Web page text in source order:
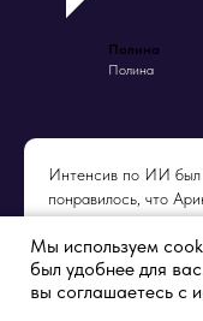
Мы используем
был удобнее для
вы соглашаетесь с
Полина
Полина
Интенсив по ИИ
понравилось, что
изучать, и чётко
Я узнала новое про
ИИ для работы.
Мне понравились